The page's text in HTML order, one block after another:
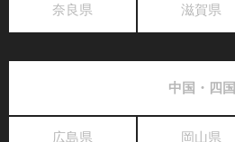
奈良県 滋賀県
中国・四国
広島県 岡山県